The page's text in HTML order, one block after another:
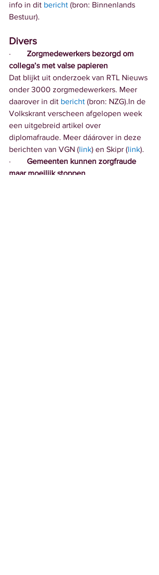
info in dit bericht (bron: Binnenlands
Bestuur).
Divers
· Zorgmedewerkers bezorgd om
collega’s met valse papieren
Dat blijkt uit onderzoek van RTL Nieuws
onder 3000 zorgmedewerkers. Meer
daarover in dit bericht (bron: NZG).In de
Volkskrant verscheen afgelopen week
een uitgebreid artikel over
diplomafraude. Meer dáárover in deze
berichten van VGN (link) en Skipr (link).
· Gemeenten kunnen zorgfraude
maar moeilijk stoppen